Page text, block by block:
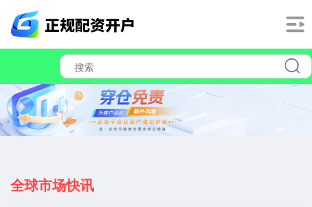
全球市场快讯